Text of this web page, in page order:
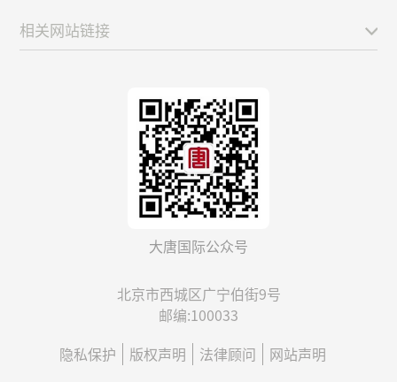
大唐国际公众号
北京市西城区广宁伯街9号
邮编:100033
隐私保护
版权声明 法律顾问
网站声明
相关网站链接